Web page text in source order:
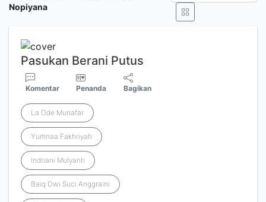
Nopiyana
Pasukan Berani Putus
Komentar Penanda Bagikan
La Ode Munafar
Yumnaa Fakhriyah
Indriani Mulyanti
Baiq Dwi Suci Anggraini